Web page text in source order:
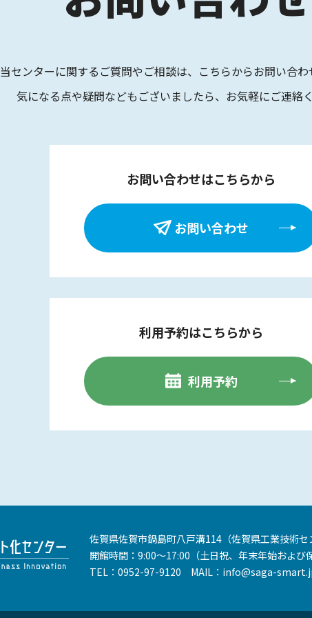
当センターに関するご質問やご相談は、 こちらからお問い合わ
気になる点や疑問などもございましたら、 お気軽にご連絡
お問い合わせはこちらから
お問い合わせ
利用予約はこちらから
利用予約
佐賀県佐賀市鍋島町八戸溝114 （佐賀県工業技術
開館時間：9:00～17:00 （土日祝、年末年始および
TEL： 0952-97-9120 MAIL： info@saga-